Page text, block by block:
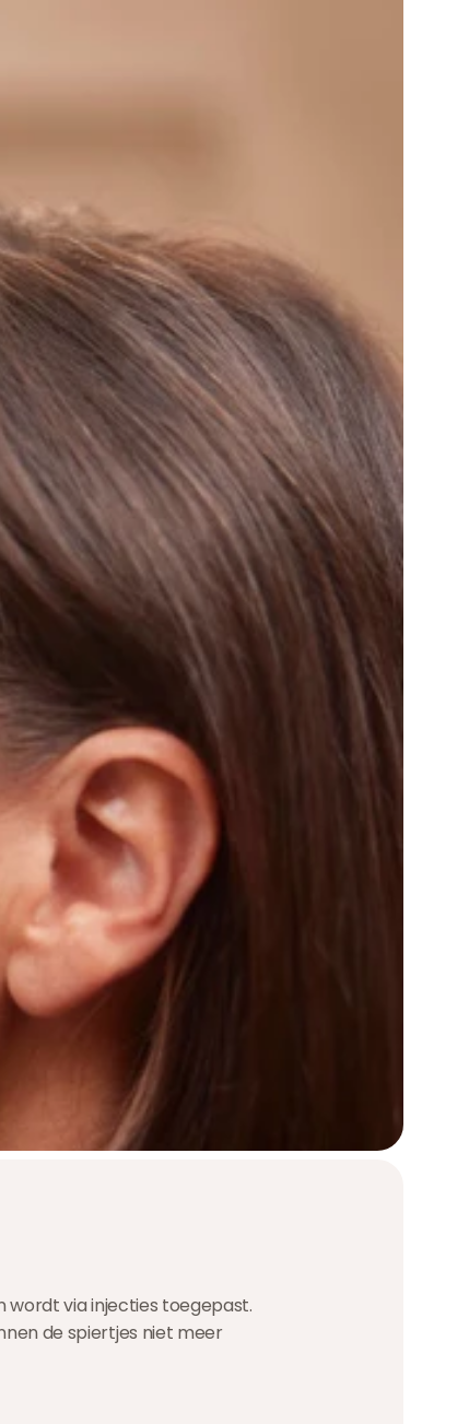
wordt via injecties toegepast.
de spiertjes niet meer